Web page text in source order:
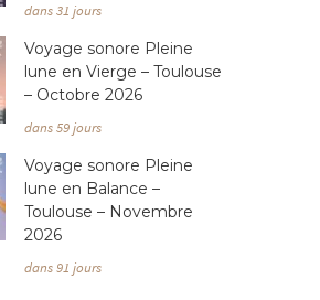
dans 31 jours
Voyage sonore Pleine
lune en Vierge – Toulouse
– Octobre 2026
dans 59 jours
Voyage sonore Pleine
lune en Balance –
Toulouse – Novembre
2026
dans 91 jours